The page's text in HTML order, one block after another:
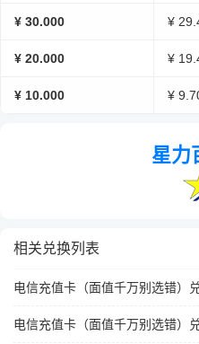
¥ 30.000 ¥
¥ 20.000 ¥
¥ 10.000 ¥
星力
相关兑换列表
电信充值卡（面值千万别选错）
电信充值卡（面值千万别选错）